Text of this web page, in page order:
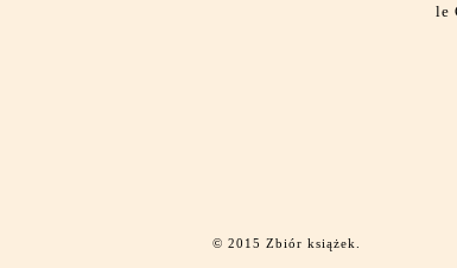
le
© 2015 Zbiór książek.